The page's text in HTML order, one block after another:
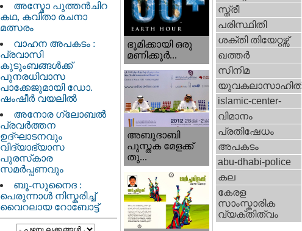
അസ്മോ പുത്തൻചിറ
കഥ, കവിതാ രചനാ
മത്സരം
വാഹന അപകടം :
പ്രവാസി
കുടുംബങ്ങൾക്ക്
പുനരധിവാസ
പാക്കേജുമായി ഡോ.
ഷംഷീർ വയലിൽ
അനോര ഗ്ലോബൽ
പ്രവർത്തന
ഉദ്ഘാടനവും
വിദ്യാഭ്യാസ
പുരസ്‌കാര
സമർപ്പണവും
ബൂ-സുനൈദ :
പെരുന്നാൾ നിസ്കരിച്ച്
വൈറലായ റോബോട്ട്
ഭൂമിക്കായി ഒരു
മണിക്കൂര്‍...
അബുദാബി
പുസ്തക മേളക്ക്
തു...
സ്ത്രീ
പരിസ്ഥിതി
ശക്തി തിയേറ്റഴ്സ്
ഖത്തര്‍
സിനിമ
യുവകലാസാഹിതി
islamic-center-
വിമാനം
പ്രതിഷേധം
അപകടം
abu-dhabi-police
കല
കേരള
സാംസ്കാരിക
വ്യക്തിത്വം